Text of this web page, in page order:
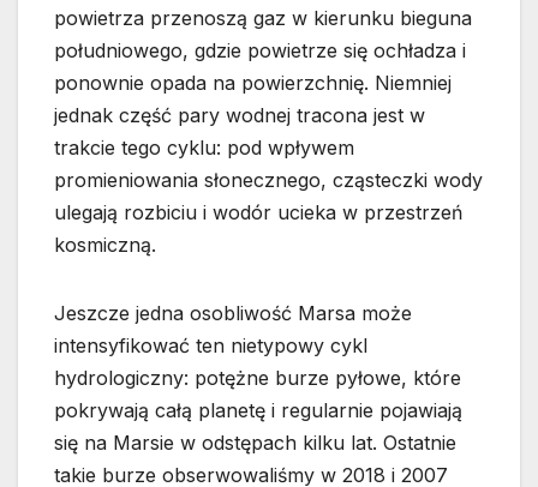
powietrza przenoszą gaz w kierunku bieguna
południowego, gdzie powietrze się ochładza i
ponownie opada na powierzchnię. Niemniej
jednak część pary wodnej tracona jest w
trakcie tego cyklu: pod wpływem
promieniowania słonecznego, cząsteczki wody
ulegają rozbiciu i wodór ucieka w przestrzeń
kosmiczną.
Jeszcze jedna osobliwość Marsa może
intensyfikować ten nietypowy cykl
hydrologiczny: potężne burze pyłowe, które
pokrywają całą planetę i regularnie pojawiają
się na Marsie w odstępach kilku lat. Ostatnie
takie burze obserwowaliśmy w 2018 i 2007